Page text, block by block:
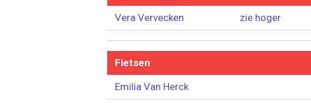
Vera Vervecken zie hoger
Fietsen
Emilia Van Herck